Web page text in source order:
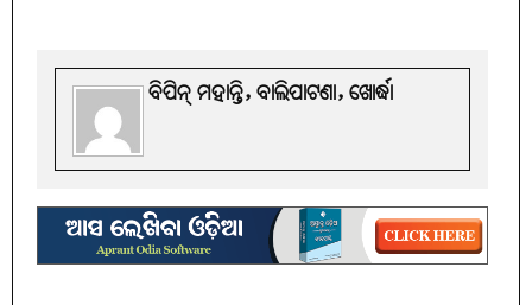
ବିପିନ୍‌ ମହାନ୍ତି, ବାଲିପାଟଣା, ଖୋର୍ଦ୍ଧା